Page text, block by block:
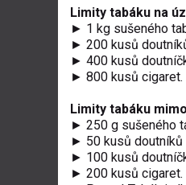
Limity tabáku na
► 1 kg sušeného
► 200 kusů
► 400 kusů
► 800 kusů cigaret.
Limity tabáku
► 250 g sušeného
► 50 kusů doutníků
► 100 kusů
► 200 kusů cigaret.